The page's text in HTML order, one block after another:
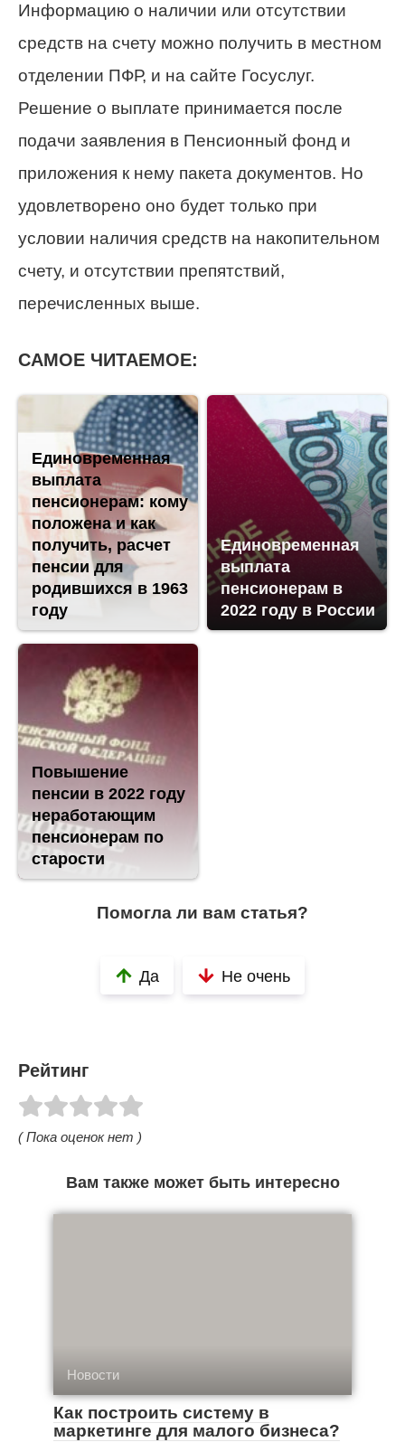
Информацию о наличии или отсутствии
средств на счету можно получить в местном
отделении ПФР, и на сайте Госуслуг.
Решение о выплате принимается после
подачи заявления в Пенсионный фонд и
приложения к нему пакета документов. Но
удовлетворено оно будет только при
условии наличия средств на накопительном
счету, и отсутствии препятствий,
перечисленных выше.
САМОЕ ЧИТАЕМОЕ:
Единовременная
выплата
пенсионерам: кому
положена и как
получить, расчет
пенсии для
родившихся в 1963
году
Единовременная
выплата
пенсионерам в
2022 году в России
Повышение
пенсии в 2022 году
неработающим
пенсионерам по
старости
Помогла ли вам статья?
Да Не очень
Рейтинг
( Пока оценок нет )
Вам также может быть интересно
Новости
Как построить систему в
маркетинге для малого бизнеса?